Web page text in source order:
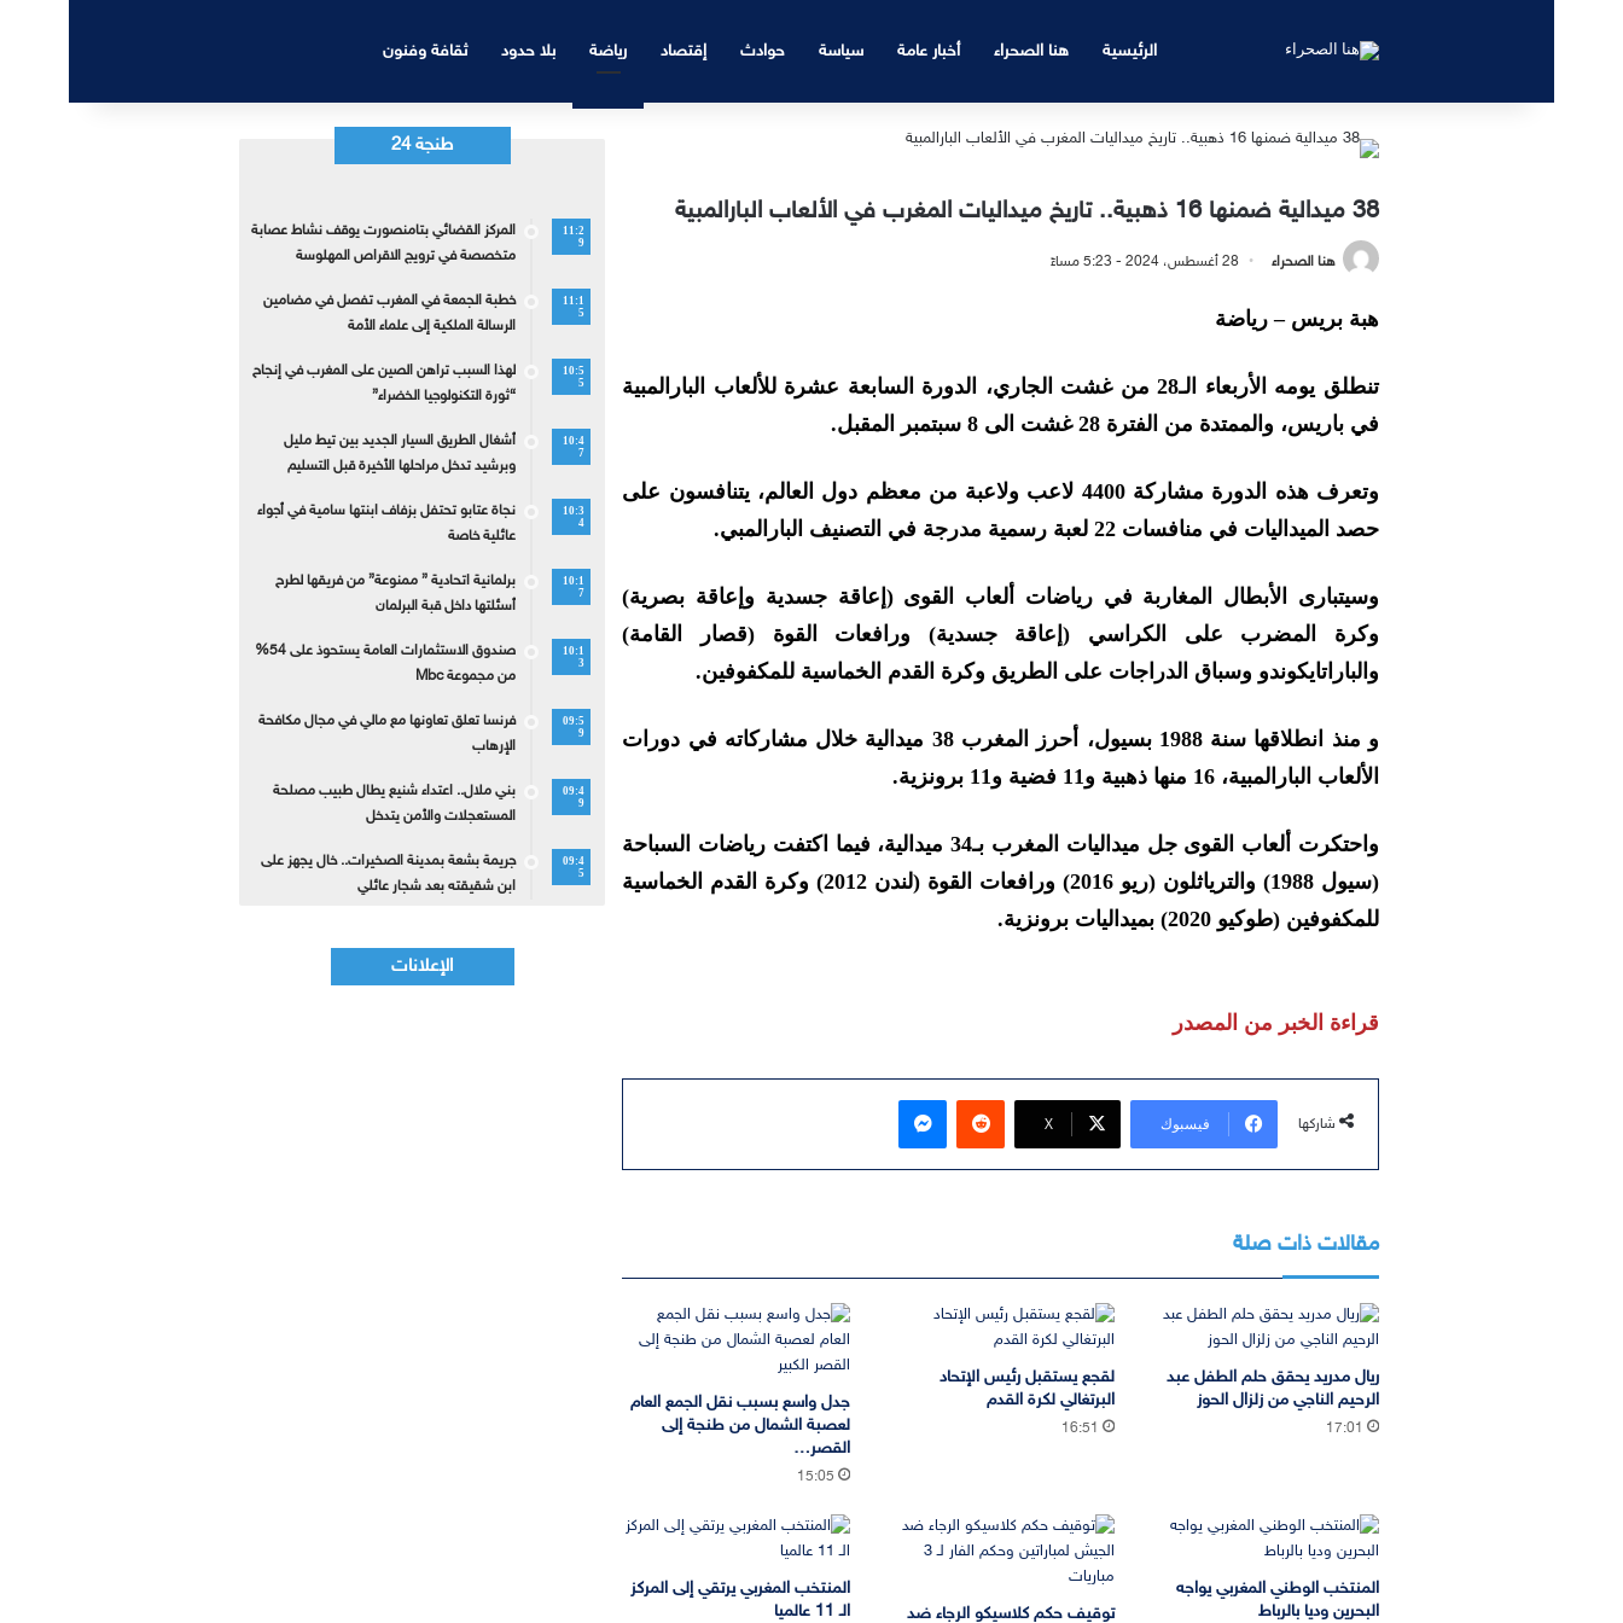
الرئيسية هنا الصحراء أخبار عامة سياسة حوادث إقتصاد رياضة بلا حدود ثقافة وفنون
38 ميدالية ضمنها 16 ذهبية.. تاريخ ميداليات المغرب في الألعاب البارالمبية
هنا الصحراء 28 أغسطس، 2024 - 5:23 مساءً
هبة بريس – رياضة
تنطلق يومه الأربعاء الـ28 من غشت الجاري، الدورة السابعة عشرة للألعاب البارالمبية
في باريس، والممتدة من الفترة 28 غشت الى 8 سبتمبر المقبل.
وتعرف هذه الدورة مشاركة 4400 لاعب ولاعبة من معظم دول العالم، يتنافسون على
حصد الميداليات في منافسات 22 لعبة رسمية مدرجة في التصنيف البارالمبي.
وسيتبارى الأبطال المغاربة في رياضات ألعاب القوى (إعاقة جسدية وإعاقة بصرية)
وكرة المضرب على الكراسي (إعاقة جسدية) ورافعات القوة (قصار القامة)
والباراتايكوندو وسباق الدراجات على الطريق وكرة القدم الخماسية للمكفوفين.
و منذ انطلاقها سنة 1988 بسيول، أحرز المغرب 38 ميدالية خلال مشاركاته في دورات
الألعاب البارالمبية، 16 منها ذهبية و11 فضية و11 برونزية.
واحتكرت ألعاب القوى جل ميداليات المغرب بـ34 ميدالية، فيما اكتفت رياضات السباحة
(سيول 1988) والترياثلون (ريو 2016) ورافعات القوة (لندن 2012) وكرة القدم الخماسية
للمكفوفين (طوكيو 2020) بميداليات برونزية.
قراءة الخبر من المصدر
شاركها فيسبوك ‫X
ماسنجر
مقالات ذات صلة
ريال مدريد يحقق حلم الطفل عبد
الرحيم الناجي من زلزال الحوز
17:01
لقجع يستقبل رئيس الإتحاد
البرتغالي لكرة القدم
16:51
جدل واسع بسبب نقل الجمع العام
لعصبة الشمال من طنجة إلى
القصر…
15:05
المنتخب الوطني المغربي يواجه
البحرين وديا بالرباط
توقيف حكم كلاسيكو الرجاء ضد
المنتخب المغربي يرتقي إلى المركز
الـ 11 عالميا
طنجة 24
11:2
9
المركز القضائي بتامنصورت يوقف نشاط عصابة
متخصصة في ترويج الاقراص المهلوسة
11:1
5
خطبة الجمعة في المغرب تفصل في مضامين
الرسالة الملكية إلى علماء الأمة
10:5
5
لهذا السبب تراهن الصين على المغرب في إنجاح
“ثورة التكنولوجيا الخضراء”
10:4
7
أشغال الطريق السيار الجديد بين تيط مليل
وبرشيد تدخل مراحلها الأخيرة قبل التسليم
10:3
4
نجاة عتابو تحتفل بزفاف ابنتها سامية في أجواء
عائلية خاصة
10:1
7
برلمانية اتحادية ” ممنوعة” من فريقها لطرح
أسئلتها داخل قبة البرلمان
10:1
3
صندوق الاستثمارات العامة يستحوذ على 54%
من مجموعة Mbc
09:5
9
فرنسا تعلق تعاونها مع مالي في مجال مكافحة
الإرهاب
09:4
9
بني ملال.. اعتداء شنيع يطال طبيب مصلحة
المستعجلات والأمن يتدخل
09:4
5
جريمة بشعة بمدينة الصخيرات.. خال يجهز على
ابن شقيقته بعد شجار عائلي
الإعلانات